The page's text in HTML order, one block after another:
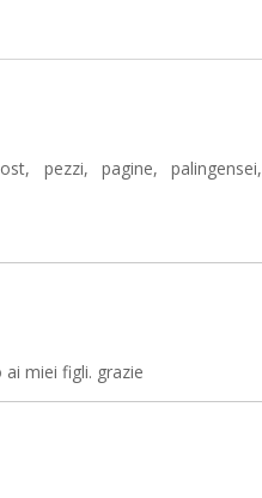
pezzi, pagine, palingensei,
miei figli. grazie